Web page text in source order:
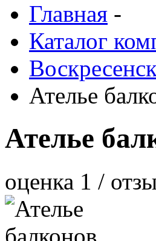
Главная -
Каталог
Воскресенск
Ателье
Ателье
оценка 1 /